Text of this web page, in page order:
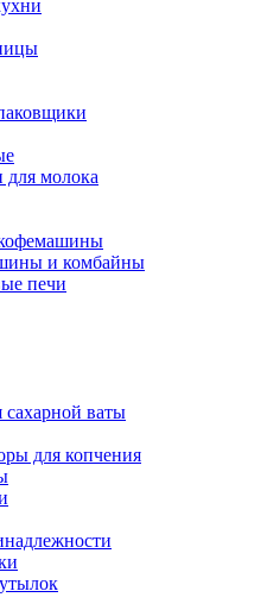
для молока
и комбайны
печи
ваты
для копчения